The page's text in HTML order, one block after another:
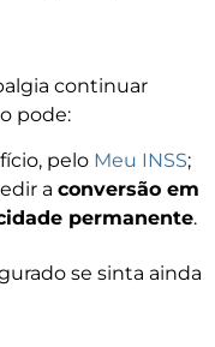
continuar
pode:
pelo Meu INSS;
a conversão em
permanente.
se sinta ainda